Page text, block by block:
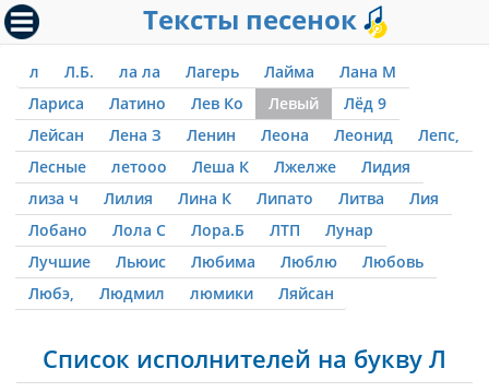
Тексты песенок
л Л.Б. ла ла Лагерь Лайма
Лана М
Лариса
Латино Лев Ко Левый
Лёд 9
Лейсан
Лена З Ленин Леона Леонид
Лепс,
Лесные
летооо Леша К Лжелже
Лидия
лиза ч
Лилия Лина К Липато Литва
Лия
Лобано
Лола С Лора.Б ЛТП
Лунар
Лучшие
Льюис Любима Люблю
Любовь
Любэ,
Людмил люмики Ляйсан
Список исполнителей на букву Л